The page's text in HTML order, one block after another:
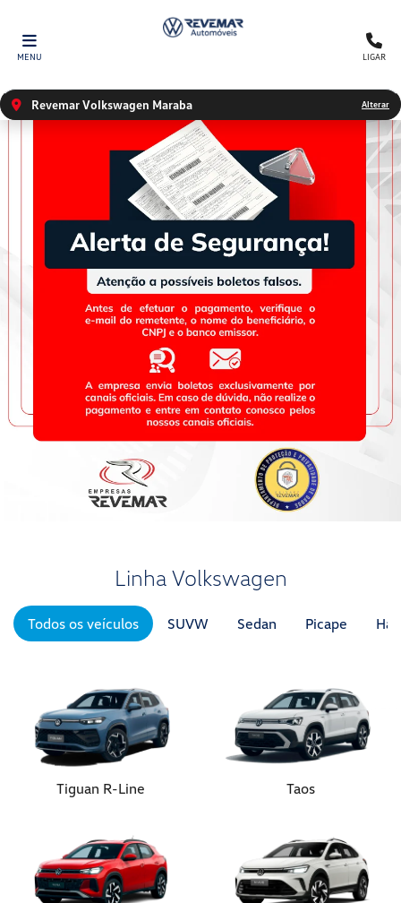
MENU LIGAR
Revemar Volkswagen Maraba Alterar
Linha Volkswagen
Todos os veículos SUVW Sedan Picape
Tiguan R-Line Taos